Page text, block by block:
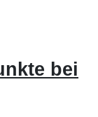
bei